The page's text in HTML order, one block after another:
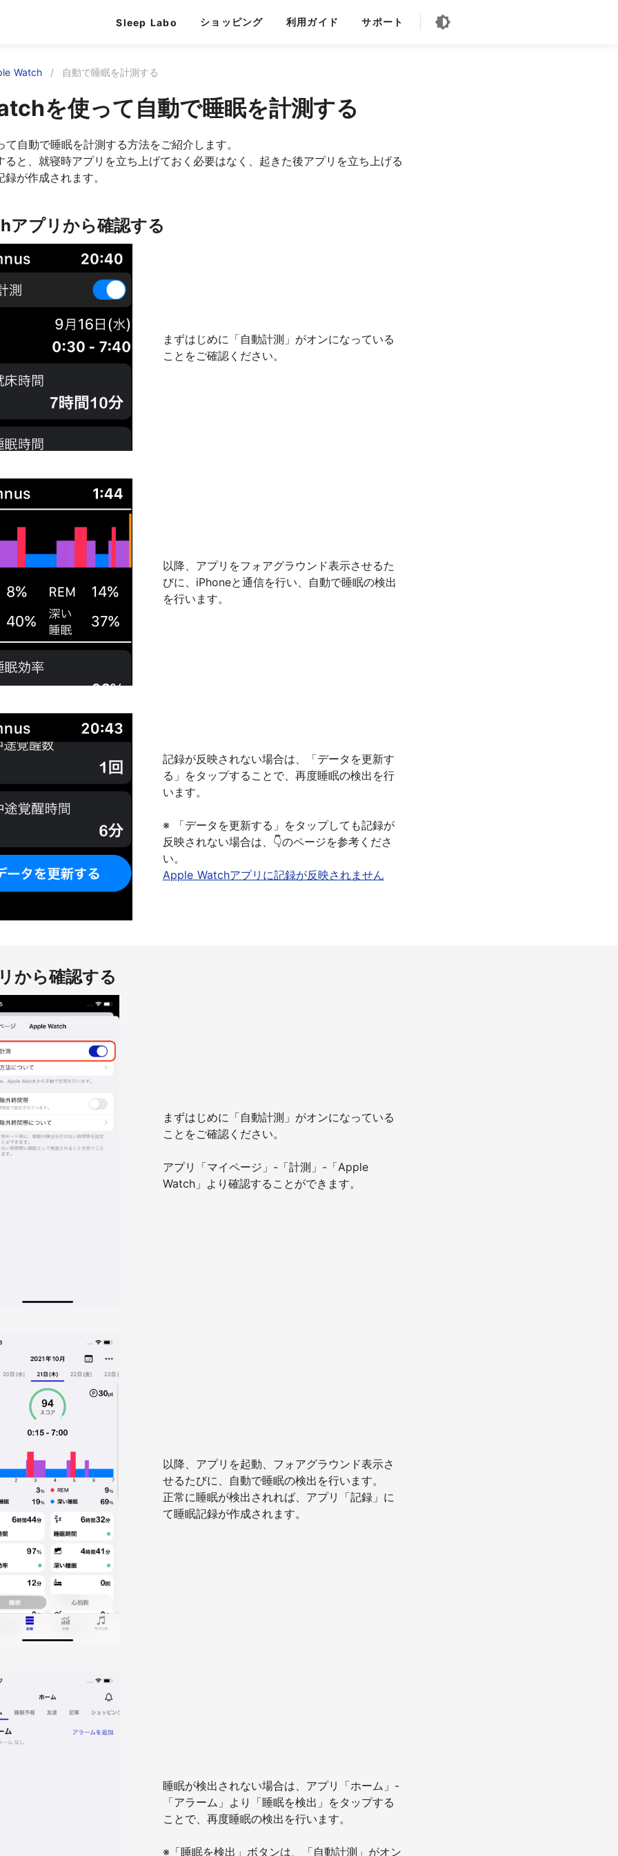
Sleep Labo ショッピング 利用ガイド サポート
Watch / 自動で睡眠を計測する
を使って自動で睡眠を計測する
自動で睡眠を計測する方法をご紹介します。
ると、就寝時アプリを立ち上げておく必要はなく、起きた後アプリを立ち上げる
が作成されます。
プリから確認する
まずはじめに「自動計測」がオンになっている
ことをご確認ください。
以降、アプリをフォアグラウンド表示させるた
びに、iPhoneと通信を行い、自動で睡眠の検出
を行います。
記録が反映されない場合は、「データを更新す
る」をタップすることで、再度睡眠の検出を行
います。
※ 「データを更新する」をタップしても記録が
反映されない場合は、👇のページを参考くださ
Apple Watchアプリに記録が反映されません
から確認する
まずはじめに「自動計測」がオンになっている
ことをご確認ください。
アプリ「マイページ」-「計測」-「Apple
Watch」より確認することができます。
以降、アプリを起動、フォアグラウンド表示さ
せるたびに、自動で睡眠の検出を行います。
正常に睡眠が検出されれば、アプリ「記録」に
て睡眠記録が作成されます。
睡眠が検出されない場合は、アプリ「ホーム」-
「アラーム」より「睡眠を検出」をタップする
ことで、再度睡眠の検出を行います。
※「睡眠を検出」ボタンは、「自動計測」がオン